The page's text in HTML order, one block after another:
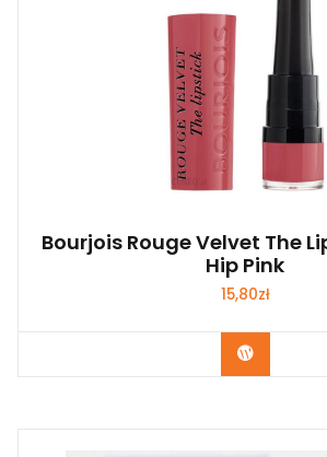
Bourjois Rouge Velvet The
Hip Pink
15,80zł
Zobacz